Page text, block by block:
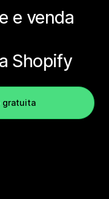
e venda
Shopify
gratuita